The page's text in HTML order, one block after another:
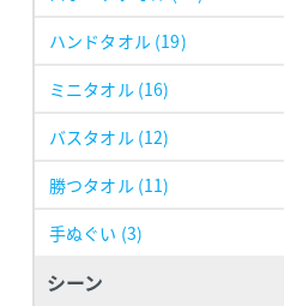
ハンドタオル (19)
ミニタオル (16)
バスタオル (12)
勝つタオル (11)
手ぬぐい (3)
シーン